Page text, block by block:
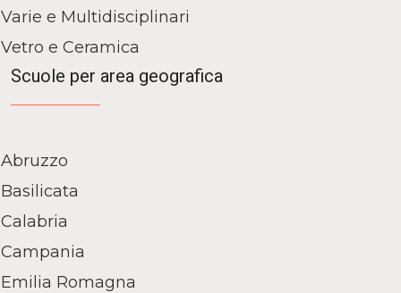
Varie e Multidisciplinari
Vetro e Ceramica
Scuole per area geografica
Abruzzo
Basilicata
Calabria
Campania
Emilia Romagna